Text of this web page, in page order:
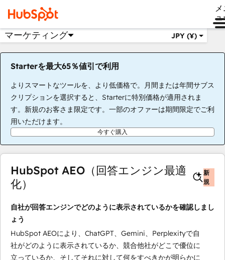
ュ
マーケティング JPY (¥)
Starterを最大65％値引で利用
よりスマートなツールを、より低価格で。月間または年間サブス
クリプションを選択すると、Starterに特別価格が適用されま
す。新規のお客さま限定です。一部のオファーは期間限定でご利
用いただけます。
今すぐ購入
HubSpot AEO（回答エンジン最適
化）
新
規
自社が回答エンジンでどのように表示されているかを確認しまし
ょう
HubSpot AEOにより、ChatGPT、Gemini、Perplexityで自
社がどのように表示されているか、競合他社がどこで優位に
立っているか、そしてそれに対して何をすべきかが明らかに